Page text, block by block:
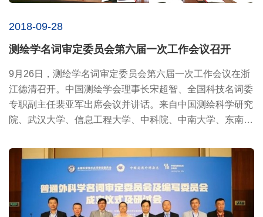
2018-09-28
测绘学名词审定委员会第六届一次工作会议召开
9月26日，测绘学名词审定委员会第六届一次工作会议在浙
江德清召开。中国测绘学会理事长宋超智、全国科技名词委
专职副主任裴亚军出席会议并讲话。来自中国测绘科学研究
院、武汉大学、信息工程大学、中科院、中南大学、东南大